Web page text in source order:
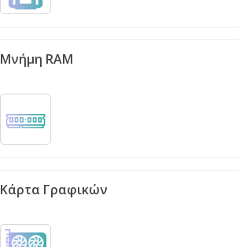
Μνήμη RAM
Κάρτα Γραφικών